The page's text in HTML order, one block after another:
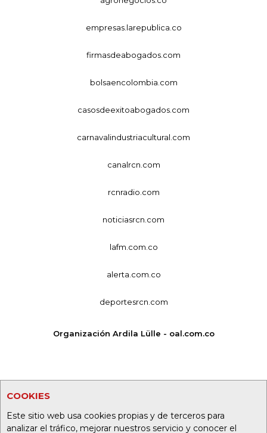
COOKIES
Este sitio web usa cookies propias y de terceros para
analizar el tráfico, mejorar nuestros servicio y conocer el
empresas.larepublica.co
firmasdeabogados.com
bolsaencolombia.com
casosdeexitoabogados.com
carnavalindustriacultural.com
canalrcn.com
rcnradio.com
noticiasrcn.com
lafm.com.co
alerta.com.co
deportesrcn.com
Organización Ardila Lülle - oal.com.co